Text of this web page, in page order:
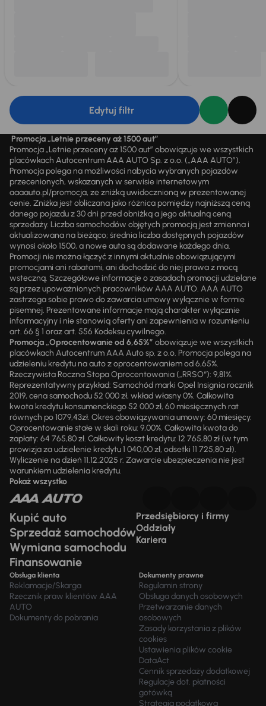
Edytuj filtr
Promocja „Letnie przeceny aż 1500 aut”
Promocja „Letnie przeceny aż 1500 aut” obowiązuje we wszystkich
placówkach Autocentrum AAA AUTO Sp. z o.o. („AAA AUTO”).
Promocja polega na możliwości nabycia wybranych pojazdów
przecenionych, wskazanych w serwisie internetowym
aaaauto.pl/promocja, ze zniżką uwidocznioną w prezentowanej
cenie. Zniżka jest obliczana jako różnica pomiędzy najniższą ceną
danego pojazdu z 30 dni przed obniżką a jego aktualną ceną
sprzedaży. Liczba samochodów objętych promocją jest zmienna i
aktualizowana na bieżąco; średnia liczba dostępnych pojazdów
wynosi około 1500, a nowe auta są dodawane każdego dnia.
Promocji nie można łączyć z innymi aktualnie obowiązującymi
promocjami ani rabatami, ani dochodzić do niej prawa z mocą
wsteczną. Szczegółowe informacje o zasadach promocji udzielane
są przez upoważnionych pracowników AAA AUTO. AAA AUTO
zastrzega sobie prawo do zawarcia umowy wyłącznie w formie
pisemnej. Prezentowane informacje mają charakter wyłącznie
informacyjny i nie stanowią oferty ani zapewnienia w rozumieniu
art. 66 § 1 oraz art. 556 Kodeksu cywilnego.
Promocja „Oprocentowanie od 6,65%” obowiązuje we wszystkich
placówkach Autocentrum AAA Auto sp. z o.o. Promocja polega na
udzieleniu kredytu na auto z oprocentowaniem od 6,65%.
Rzeczywista Roczna Stopa Oprocentowania („RRSO“): 9,81%.
Reprezentatywny przykład: Samochód marki Opel Insignia rocznik
2019, cena samochodu 52 000 zł, wkład własny 0%. Całkowita
kwota kredytu konsumenckiego 52 000 zł, 60 miesięcznych rat
równych po 1079,43zł. Okres obowiązywania umowy: 60 miesięcy.
Oprocentowanie stałe w skali roku: 9,00%. Całkowita kwota do
zapłaty: 64 765,80 zł. Całkowity koszt kredytu: 12 765,80 zł (w tym
prowizja za udzielenie kredytu 1 040,00 zł, odsetki 11 725,80 zł).
Wyliczenie na dzień 11.12.2025 r. Zawarcie ubezpieczenia nie jest
warunkiem udzielenia kredytu.
Pokaż wszystko
Kupić auto
Sprzedaż samochodów
Wymiana samochodu
Finansowanie
Przedsiębiorcy i firmy
Oddziały
Kariera
Obsługa klienta
Reklamacje/Skarga
Rzecznik praw klientów AAA
AUTO
Dokumenty do pobrania
Dokumenty prawne
Regulamin strony
Obsługa danych osobowych
Przetwarzanie danych
osobowych
Zasady korzystania z plików
cookies
Ustawienia plików cookie
DataAct
Cennik sprzedaży dodatkowej
Regulacje dot. płatności
gotówką
Strategia podatkowa